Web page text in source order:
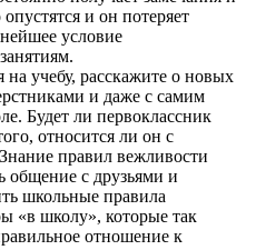
и он потеряет
условие
на учебу, расскажите о новых
и даже с самим
Будет ли первоклассник
относится ли он с
правил вежливости
общение с друзьями и
школьные правила
«в школу», которые так
отношение к